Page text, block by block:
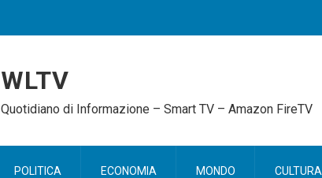
WLTV
Quotidiano di Informazione – Smart TV – Amazon FireTV
POLITICA ECONOMIA MONDO CULTURA